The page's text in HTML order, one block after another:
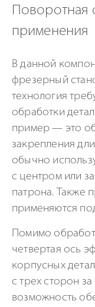
Поворотная
применения
В данной
фрезерный
технология
обработки
пример — это
закрепления
обычно
с центром или
патрона. Также
применяются
Помимо
четвертая ось
корпусных
с трех сторон
возможность